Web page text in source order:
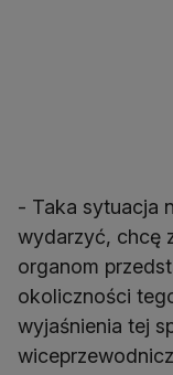
- Taka sytuacja
wydarzyć, chcę
organom
okoliczności
wyjaśnienia tej